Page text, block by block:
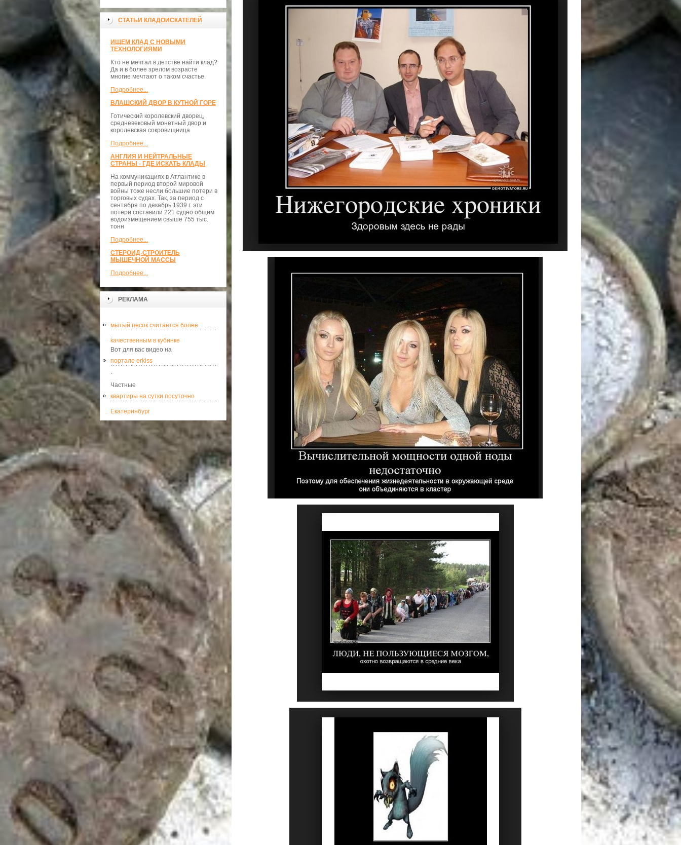
СТАТЬИ КЛАДОИСКАТЕЛЕЙ
ИЩЕМ КЛАД С НОВЫМИ
ТЕХНОЛОГИЯМИ
Кто не мечтал в детстве найти клад?
Да и в более зрелом возрасте
многие мечтают о таком счастье.
Подробнее...
ВЛАШСКИЙ ДВОР В КУТНОЙ ГОРЕ
Готический королевский дворец,
средневековый монетный двор и
королевская сокровищница
Подробнее...
АНГЛИЯ И НЕЙТРАЛЬНЫЕ
СТРАНЫ - ГДЕ ИСКАТЬ КЛАДЫ
На коммуникациях в Атлантике в
первый период второй мировой
войны тоже несли большие потери в
торговых судах. Так, за период с
сентября по декабрь 1939 г. эти
потери составили 221 судно общим
водоизмещением свыше 755 тыс.
тонн
Подробнее...
СТЕРОИД-СТРОИТЕЛЬ
МЫШЕЧНОЙ МАССЫ
Подробнее...
РЕКЛАМА
мытый песок считается более
качественным в кубинке
.
Вот для вас видео на
портале erkiss
.
Частные
квартиры на сутки посуточно
Екатеринбург